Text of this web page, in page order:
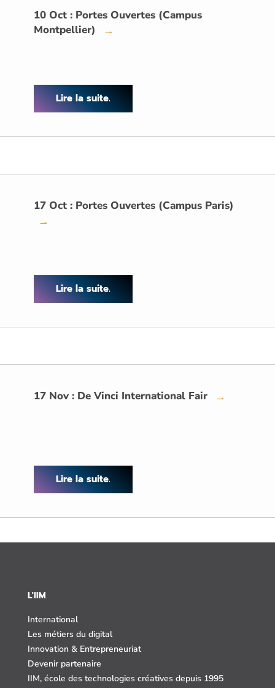
10 Oct : Portes Ouvertes (Campus
Montpellier)
→
Lire la suite.
17 Oct : Portes Ouvertes (Campus Paris)
→
Lire la suite.
17 Nov : De Vinci International Fair →
Lire la suite.
L'IIM
International
Les métiers du digital
Innovation & Entrepreneuriat
Devenir partenaire
IIM, école des technologies créatives depuis 1995